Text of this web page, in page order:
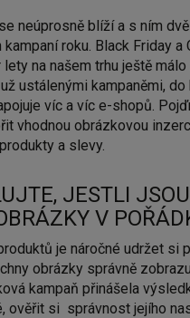
neúprosně blíží a s ním
roku. Black Friday a
lety na našem trhu ještě málo
ustálenými kampaněmi,
víc a víc e-shopů.
vhodnou obrázkovou
a slevy.
JESTLI JSOU
V
je náročné udržet si
obrázky správně
kampaň přinášela
ověřit si správnost jejího